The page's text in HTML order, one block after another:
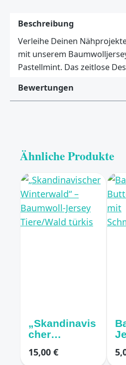
Beschreibung
Verleihe Deinen
mit unserem
Pastellmint. Das zeitlose
Bewertungen
Ähnliche Produkte
„Skandinavis
cher
– Baumwoll-
15,00 €